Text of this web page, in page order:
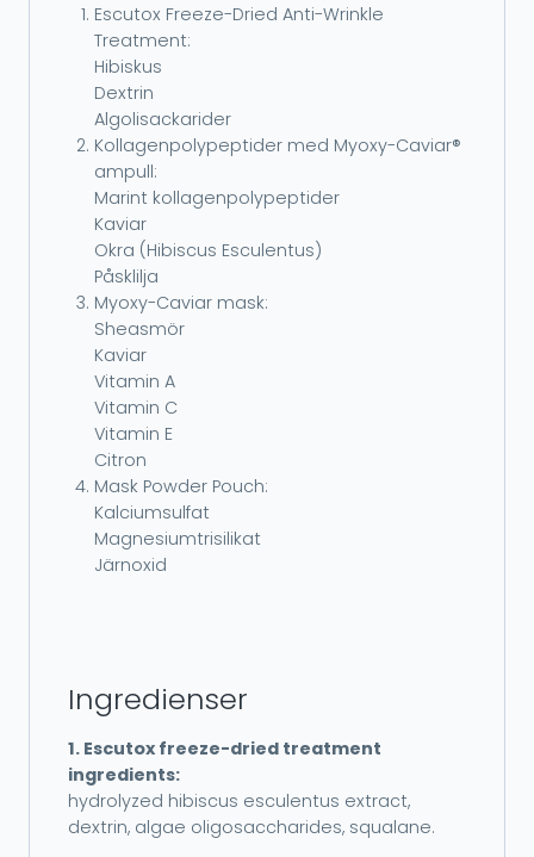
Escutox Freeze-Dried Anti-Wrinkle
Treatment:
Hibiskus
Dextrin
Algolisackarider
Kollagenpolypeptider med Myoxy-Caviar®
ampull:
Marint kollagenpolypeptider
Kaviar
Okra (Hibiscus Esculentus)
Påsklilja
Myoxy-Caviar mask:
Sheasmör
Kaviar
Vitamin A
Vitamin C
Vitamin E
Citron
Mask Powder Pouch:
Kalciumsulfat
Magnesiumtrisilikat
Järnoxid
Ingredienser
1. Escutox freeze-dried treatment
ingredients:
hydrolyzed hibiscus esculentus extract,
dextrin, algae oligosaccharides, squalane.